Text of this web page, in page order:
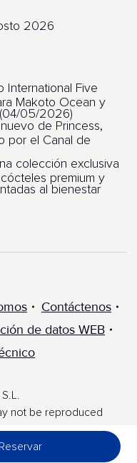
Reservar
2026
International Five
Makoto Ocean y
(04/05/2026)
de Princess,
por el Canal de
colección exclusiva
premium y
al bienestar
Contáctenos
de datos WEB
not be reproduced